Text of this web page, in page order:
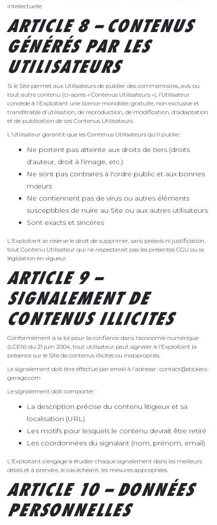
intellectuelle.
ARTICLE 8 – CONTENUS
GÉNÉRÉS PAR LES
UTILISATEURS
Si le Site permet aux Utilisateurs de publier des commentaires, avis ou
tout autre contenu (ci-après « Contenus Utilisateurs »), l'Utilisateur
concède à l'Exploitant une licence mondiale, gratuite, non exclusive et
transférable d'utilisation, de reproduction, de modification, d'adaptation
et de publication de ces Contenus Utilisateurs.
L'Utilisateur garantit que les Contenus Utilisateurs qu'il publie :
Ne portent pas atteinte aux droits de tiers (droits
d'auteur, droit à l'image, etc.)
Ne sont pas contraires à l'ordre public et aux bonnes
mœurs
Ne contiennent pas de virus ou autres éléments
susceptibles de nuire au Site ou aux autres utilisateurs
Sont exacts et sincères
L'Exploitant se réserve le droit de supprimer, sans préavis ni justification,
tout Contenu Utilisateur qui ne respecterait pas les présentes CGU ou la
législation en vigueur.
ARTICLE 9 –
SIGNALEMENT DE
CONTENUS ILLICITES
Conformément à la loi pour la confiance dans l'économie numérique
(LCEN) du 21 juin 2004, tout utilisateur peut signaler à l'Exploitant la
présence sur le Site de contenus illicites ou inappropriés.
Le signalement doit être effectué par email à l'adresse : contact@stickers-
garage.com
Le signalement doit comporter :
La description précise du contenu litigieux et sa
localisation (URL)
Les motifs pour lesquels le contenu devrait être retiré
Les coordonnées du signalant (nom, prénom, email)
L'Exploitant s'engage à étudier chaque signalement dans les meilleurs
délais et à prendre, le cas échéant, les mesures appropriées.
ARTICLE 10 – DONNÉES
PERSONNELLES